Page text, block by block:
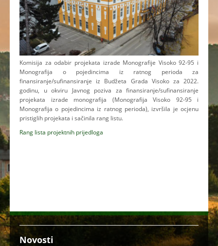
Komisija za odabir projekata izrade Monografije Visoko 92-95 i
Monografija o pojedincima iz ratnog perioda za
finansiranje/sufinansiranje iz Budžeta Grada Visoko za 2022.
godinu, u okviru Javnog poziva za finansiranje/sufinansiranje
projekata izrade monografija (Monografija Visoko 92-95 i
Monografija o pojedincima iz ratnog perioda), izvršila je ocjenu
pristiglih projekata i sačinila rang listu.
Rang lista projektnih prijedloga
Novosti